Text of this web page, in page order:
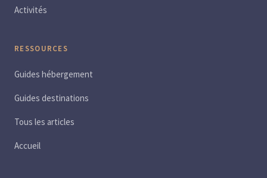
Activités
RESSOURCES
Guides hébergement
Guides destinations
Tous les articles
Accueil